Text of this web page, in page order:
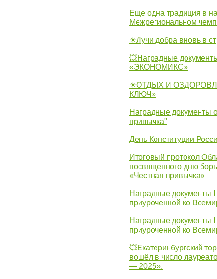
Еще одна традиция в
Межрегиональном
☀Лучи добра вновь в
💥Наградные
«ЭКОНОМИКС»
☀ОТДЫХ И
КЛЮЧ»
Наградные документы
привычка"
День Конституции
Итоговый протокол
посвященного дню
«Честная привычка»
Наградные документы
приуроченной ко
Наградные документы
приуроченной ко
💥Екатеринбургский
вошёл в число
— 2025».